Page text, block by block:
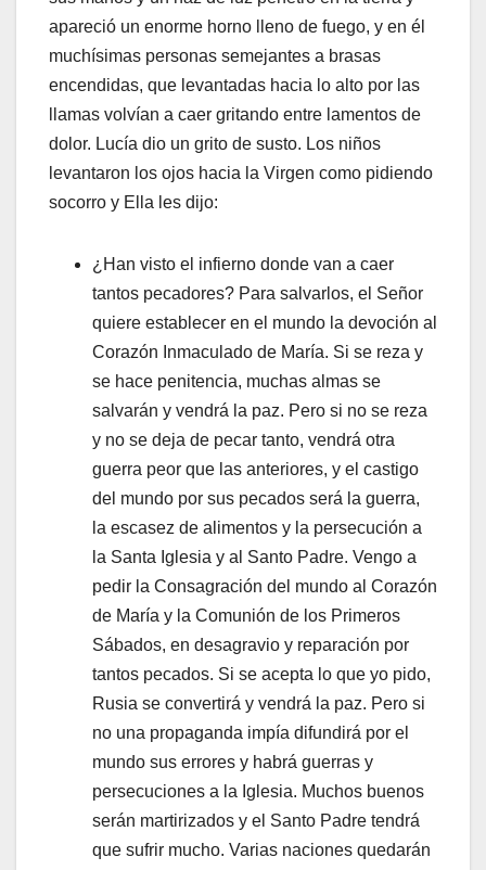
apareció un enorme horno lleno de fuego, y en él
muchísimas personas semejantes a brasas
encendidas, que levantadas hacia lo alto por las
llamas volvían a caer gritando entre lamentos de
dolor. Lucía dio un grito de susto. Los niños
levantaron los ojos hacia la Virgen como pidiendo
socorro y Ella les dijo:
¿Han visto el infierno donde van a caer
tantos pecadores? Para salvarlos, el Señor
quiere establecer en el mundo la devoción al
Corazón Inmaculado de María. Si se reza y
se hace penitencia, muchas almas se
salvarán y vendrá la paz. Pero si no se reza
y no se deja de pecar tanto, vendrá otra
guerra peor que las anteriores, y el castigo
del mundo por sus pecados será la guerra,
la escasez de alimentos y la persecución a
la Santa Iglesia y al Santo Padre. Vengo a
pedir la Consagración del mundo al Corazón
de María y la Comunión de los Primeros
Sábados, en desagravio y reparación por
tantos pecados. Si se acepta lo que yo pido,
Rusia se convertirá y vendrá la paz. Pero si
no una propaganda impía difundirá por el
mundo sus errores y habrá guerras y
persecuciones a la Iglesia. Muchos buenos
serán martirizados y el Santo Padre tendrá
que sufrir mucho. Varias naciones quedarán